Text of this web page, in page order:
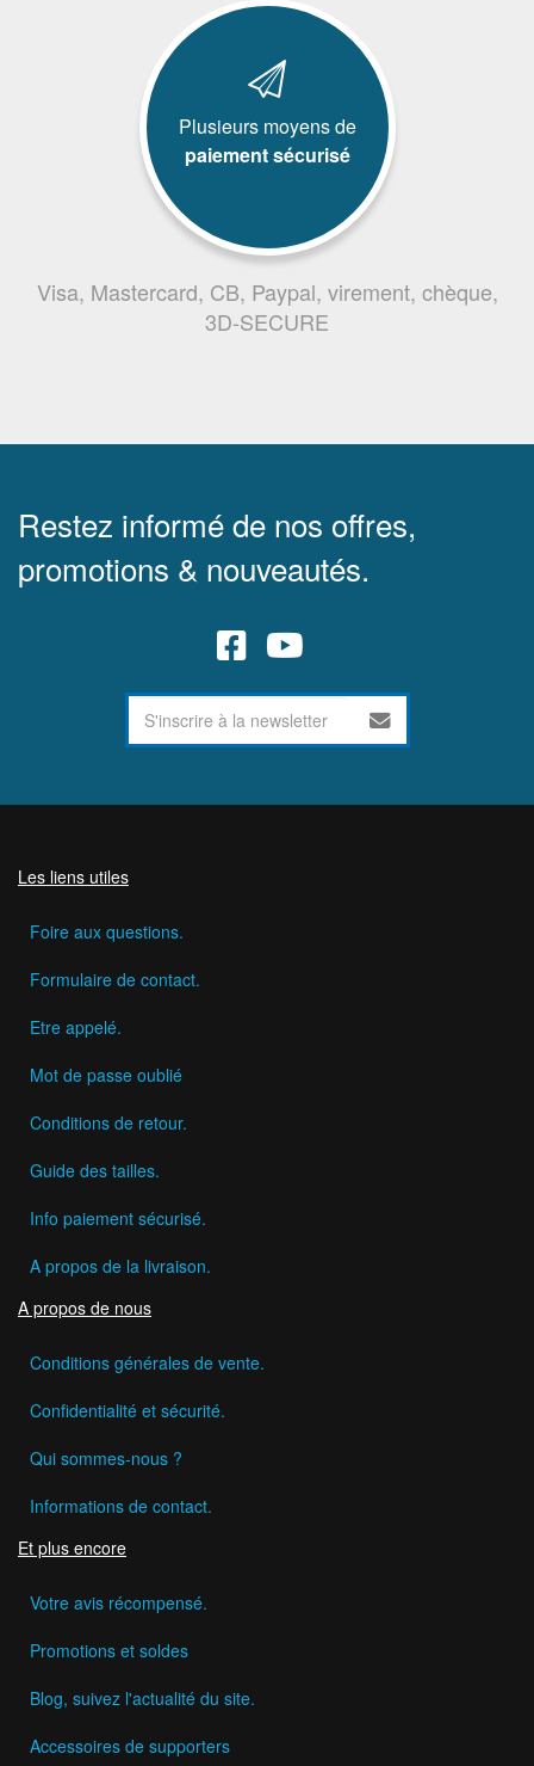
Plusieurs moyens de
paiement sécurisé
Visa, Mastercard, CB, Paypal, virement, chèque,
3D-SECURE
Restez informé de nos offres,
promotions & nouveautés.
Les liens utiles
Foire aux questions.
Formulaire de contact.
Etre appelé.
Mot de passe oublié
Conditions de retour.
Guide des tailles.
Info paiement sécurisé.
A propos de la livraison.
A propos de nous
Conditions générales de vente.
Confidentialité et sécurité.
Qui sommes-nous ?
Informations de contact.
Et plus encore
Votre avis récompensé.
Promotions et soldes
Blog, suivez l'actualité du site.
Accessoires de supporters